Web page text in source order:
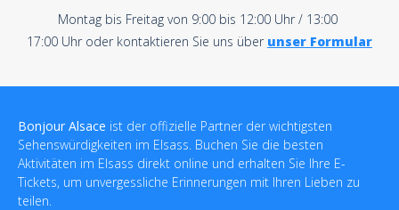
Montag bis Freitag von 9:00 bis 12:00 Uhr / 13:00
17:00 Uhr oder kontaktieren Sie uns über unser Formular
Bonjour Alsace ist der offizielle Partner der wichtigsten
Sehenswürdigkeiten im Elsass. Buchen Sie die besten
Aktivitäten im Elsass direkt online und erhalten Sie Ihre E-
Tickets, um unvergessliche Erinnerungen mit Ihren Lieben zu
teilen.